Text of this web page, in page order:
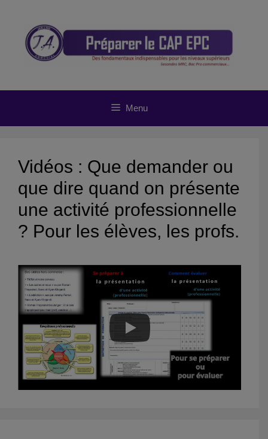
contenu
Menu
Vidéos : Que demander ou
que dire quand on présente
une activité professionnelle
? Pour les élèves, les profs.